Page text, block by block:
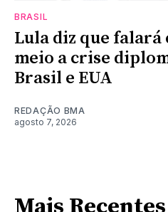
BRASIL
Lula diz que falará
meio a crise
Brasil e EUA
REDAÇÃO BMA
agosto 7, 2026